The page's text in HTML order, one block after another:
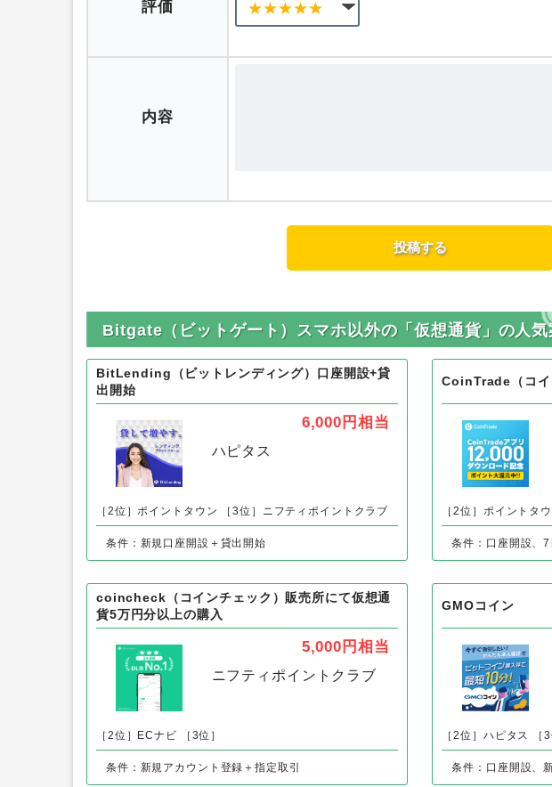
ニックネーム
内容
Bitgate（ビットゲート）スマホ以外の「仮想通貨」の人気
BitLending（ビットレンディング）口座開設+貸
出開始
6,000円 相当
ハピタス
［2位］ポイントタウン ［3位］ニフティポイントクラブ
条件：新規口座開設＋貸出開始
CoinTrade（コ
coincheck（コインチェック）販売所にて仮想通
貨5万円分以上の購入
ニフティポイントクラブ
GMOコイン